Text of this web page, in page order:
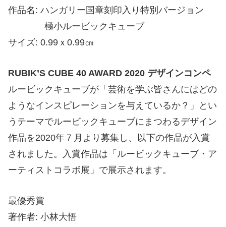
作品名: ハンガリー国章刻印入り特別バージョン
極小ルービックキューブ
サイズ: 0.99ｘ0.99㎝
RUBIK’S CUBE 40 AWARD 2020 デザインコンペ
ルービックキューブが「芸術を学ぶ皆さんにはどの
ようなインスピレーションを与えているか？」とい
うテーマでルービックキューブにまつわるデザイン
作品を2020年７月より募集し、以下の作品が入賞
されました。入賞作品は「ルービックキューブ・ア
ーティストコラボ展」で展示されます。
最優秀賞
著作者: 小林大悟